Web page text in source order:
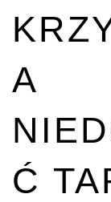
A
Ć